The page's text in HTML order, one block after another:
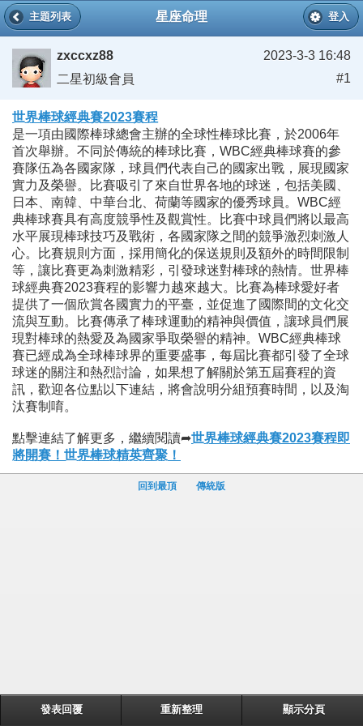
星座命理
主題列表 登入
zxccxz88
二星初級會員
2023-3-3 16:48
#1
世界棒球經典賽2023賽程
是一項由國際棒球總會主辦的全球性棒球比賽，於2006年
首次舉辦。不同於傳統的棒球比賽，WBC經典棒球賽的參
賽隊伍為各國家隊，球員們代表自己的國家出戰，展現國家
實力及榮譽。比賽吸引了來自世界各地的球迷，包括美國、
日本、南韓、中華台北、荷蘭等國家的優秀球員。WBC經
典棒球賽具有高度競爭性及觀賞性。比賽中球員們將以最高
水平展現棒球技巧及戰術，各國家隊之間的競爭激烈刺激人
心。比賽規則方面，採用簡化的保送規則及額外的時間限制
等，讓比賽更為刺激精彩，引發球迷對棒球的熱情。世界棒
球經典賽2023賽程的影響力越來越大。比賽為棒球愛好者
提供了一個欣賞各國實力的平臺，並促進了國際間的文化交
流與互動。比賽傳承了棒球運動的精神與價值，讓球員們展
現對棒球的熱愛及為國家爭取榮譽的精神。WBC經典棒球
賽已經成為全球棒球界的重要盛事，每屆比賽都引發了全球
球迷的關注和熱烈討論，如果想了解關於第五屆賽程的資
訊，歡迎各位點以下連結，將會說明分組預賽時間，以及淘
汰賽制唷。
點擊連結了解更多，繼續閱讀➦世界棒球經典賽2023賽程即
將開賽！世界棒球精英齊聚！
回到最頂 傳統版
發表回覆 重新整理 顯示分頁